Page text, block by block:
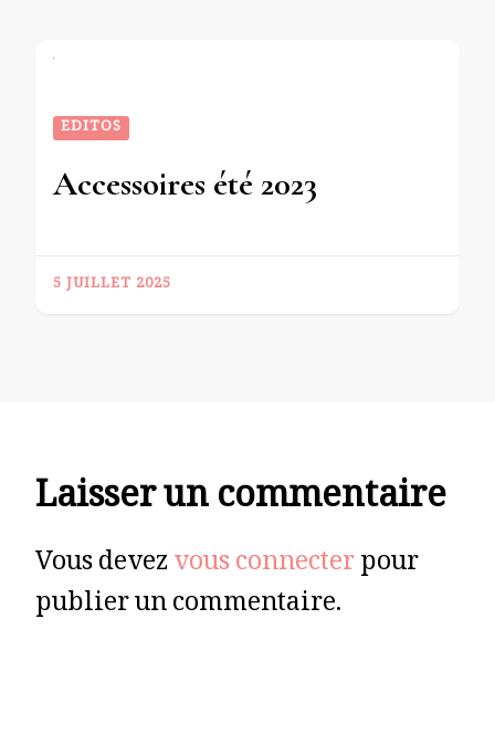
EDITOS
Accessoires été 2023
5 JUILLET 2025
Laisser un commentaire
Vous devezvous connecterpour
publier un commentaire.